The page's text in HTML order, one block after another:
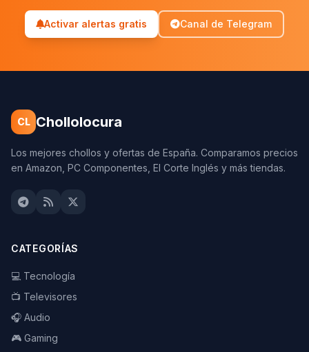
Activar alertas gratis Canal de Telegram
CL Chollolocura
Los mejores chollos y ofertas de España. Comparamos precios
en Amazon, PC Componentes, El Corte Inglés y más tiendas.
CATEGORÍAS
💻 Tecnología
📺 Televisores
🎧 Audio
🎮 Gaming